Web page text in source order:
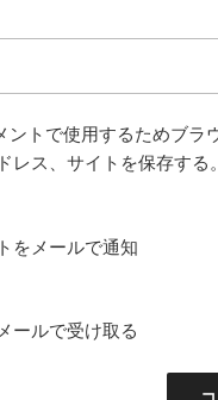
ントで使用するためブラ
レス、サイトを保存する。
をメールで通知
ールで受け取る